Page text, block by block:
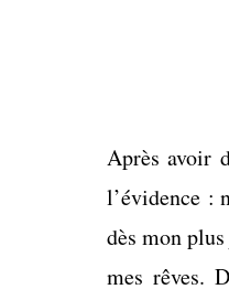
Après avoir
l’évidence :
dès mon
mes rêves.